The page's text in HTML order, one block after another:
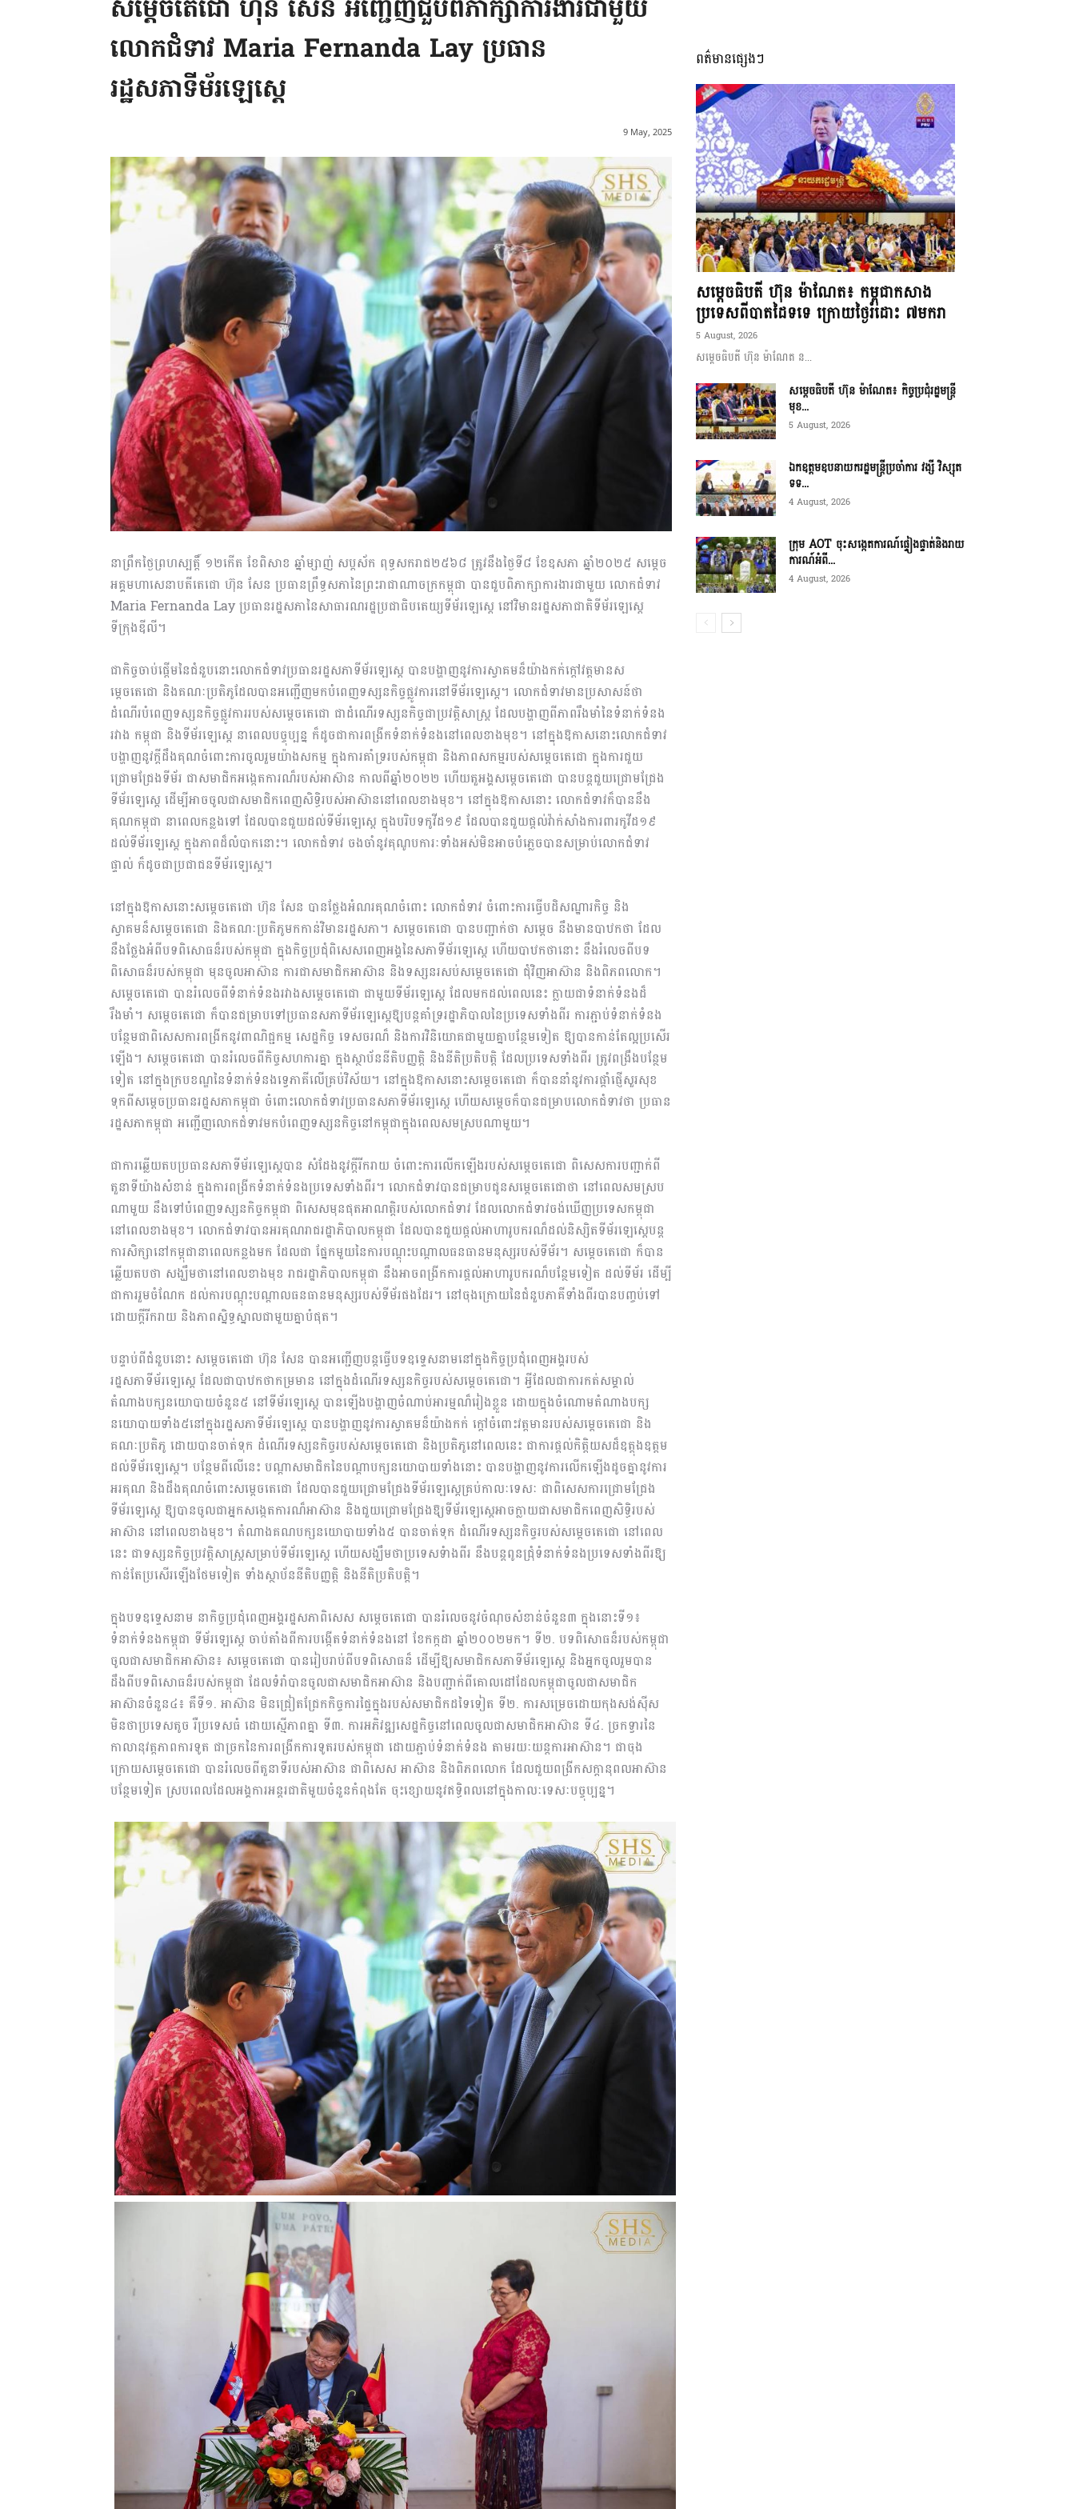
អង្គ
ភាព​
ព័ត៌មាន​
ប្រតិកម្ម
រហ័ស
សម្តេចតេជោ ហ៊ុន សែន អញ្ជើញជួបពិភាក្សាការងារជាមួយ
លោកជំទាវ Maria Fernanda Lay ប្រធាន
រដ្ឋសភាទីម័រឡេស្តេ
9 May, 2025
នាព្រឹកថ្ងៃព្រហស្បត្តិ៍ ១២កើត ខែពិសាខ ឆ្នាំម្សាញ់ សប្តស័ក ពុទ្ធសករាជ២៥៦៨ ត្រូវនឹងថ្ងៃទី៨ ខែឧសភា ឆ្នាំ២០២៥ សម្តេច
អគ្គមហាសេនាបតីតេជោ ហ៊ុន សែន ប្រធានព្រឹទ្ធសភានៃព្រះរាជាណាចក្រកម្ពុជា បានជួបពិភាក្សាការងារជាមួយ លោកជំទាវ
Maria Fernanda Lay ប្រធានរដ្ឋសភានៃសាធារណរដ្ឋប្រជាធិបតេយ្យទីម័រឡេស្តេ នៅវិមានរដ្ឋសភាជាតិទីម័រឡេស្តេ
ទីក្រុងឌីលី។
ជាកិច្ចចាប់ផ្តើមនៃជំនួបនោះលោកជំទាវប្រធានរដ្ឋសភាទីម័រឡេស្តេ បានបង្ហាញនូវការស្វាគមន៏យ៉ាងកក់ក្តៅវត្តមានស
ម្តេចតេជោ និងគណៈប្រតិភូដែលបានអញ្ជើញមកបំពេញទស្សនកិច្ចផ្លូវការនៅទីម័រឡេស្តេ។ លោកជំទាវមានប្រសាសន៍ថា
ដំណើរបំពេញទស្សនកិច្ចផ្លូវការរបស់សម្តេចតេជោ ជាដំណើរទស្សនកិច្ចជាប្រវត្តិសាស្ត្រ ដែលបង្ហាញពីភាពរឹងមាំនៃទំនាក់ទំនង
រវាង កម្ពុជា និងទីម័រឡេស្តេ នាពេលបច្ចុប្បន្ន ក៏ដូចជាការពង្រីកទំនាក់ទំនងនៅពេលខាងមុខ។ នៅក្នុងឱកាសនោះលោកជំទាវ
បង្ហាញនូវក្តីដឹងគុណចំពោះការចូលរួមយ៉ាងសកម្ម ក្នុងការគាំទ្ររបស់កម្ពុជា និងភាពសកម្មរបស់សម្តេចតេជោ ក្នុងការជួយ
ជ្រោមជ្រែងទីម័រ ជាសមាជិកអង្កេតការណ៏របស់អាស៊ាន កាលពីឆ្នាំ២០២២ ហើយតួអង្គសម្តេចតេជោ បានបន្តជួយជ្រោមជ្រែង
ទីម័រឡេស្តេ ដើម្បីអាចចូលជាសមាជិកពេញសិទ្ធិរបស់អាស៊ាននៅពេលខាងមុខ។ នៅក្នុងឱកាសនោះ លោកជំទាវក៏បាននឹង
គុណកម្ពុជា នាពេលកន្លងទៅ ដែលបានជួយដល់ទីម័រឡេស្តេ ក្នុងបរិបទកូវីដ១៩ ដែលបានជួយផ្តល់វ៉ាក់សាំងការពារកូវីដ១៩
ដល់ទីម័រឡេស្តេ ក្នុងភាពដ៏លំបាកនោះ។ លោកជំទាវ ចងចាំនូវគុណូបការៈទាំងអស់មិនអាចបំភ្លេចបានសម្រាប់លោកជំទាវ
ផ្ទាល់ ក៏ដូចជាប្រជាជនទីម័រឡេស្តេ។
នៅក្នុងឱកាសនោះសម្តេចតេជោ ហ៊ុន សែន បានថ្លែងអំណរគុណចំពោះ លោកជំទាវ ចំពោះការធ្វើបដិសណ្ឋារកិច្ច និង
ស្វាគមន៏សម្តេចតេជោ និងគណៈប្រតិភូមកកាន់វិមានរដ្ឋសភា។ សម្តេចតេជោ បានបញ្ជាក់ថា សម្តេច នឹងមានបាឋកថា ដែល
នឹងថ្លែងអំពីបទពិសោធន៏របស់កម្ពុជា ក្នុងកិច្ចប្រជុំពិសេសពេញអង្គនៃសភាទីម័រឡេស្តេ ហើយបាឋកថានោះ នឹងរំលេចពីបទ
ពិសោធន៏របស់កម្ពុជា មុនចូលអាស៊ាន ការជាសមាជិកអាស៊ាន និងទស្សនរសប់សម្តេចតេជោ ជុំវិញអាស៊ាន និងពិភពលោក។
សម្តេចតេជោ បានរំលេចពីទំនាក់ទំនងរវាងសម្តេចតេជោ ជាមួយទីម័រឡេស្តេ ដែលមកដល់ពេលនេះ ក្លាយជាទំនាក់ទំនងដ៏
រឹងមាំ។ សម្តេចតេជោ ក៏បានជម្រាបទៅប្រធានសភាទីម័រឡេស្តេឱ្យបន្តគាំទ្ររដ្ឋាភិបាលនៃប្រទេសទាំងពីរ ការភ្ជាប់ទំនាក់ទំនង
បន្ថែមជាពិសេសការពង្រីកនូវពាណិជ្ជកម្ម សេដ្ឋកិច្ច ទេសចរណ៏ និងការវិនិយោគជាមួយគ្នាបន្ថែមទៀត ឱ្យបានកាន់តែល្អប្រសើរ
ឡើង។ សម្តេចតេជោ បានរំលេចពីកិច្ចសហការគ្នា ក្នុងស្ថាប័ននីតិបញ្ញត្តិ និងនីតិប្រតិបត្តិ ដែលប្រទេសទាំងពីរ ត្រូវពង្រឹងបន្ថែម
ទៀត នៅក្នុងក្របខណ្ឌនៃទំនាក់ទំនងទ្វេភាគីលើគ្រប់វិស័យ។ នៅក្នុងឱកាសនោះសម្តេចតេជោ ក៏បាននាំនូវការផ្តាំផ្ញើសួរសុខ
ទុកពីសម្តេចប្រធានរដ្ឋសភាកម្ពុជា ចំពោះលោកជំទាវប្រធានសភាទីម័រឡេស្តេ ហើយសម្តេចក៏បានជម្រាបលោកជំទាវថា ប្រធាន
រដ្ឋសភាកម្ពុជា អញ្ជើញលោកជំទាវមកបំពេញទស្សនកិច្ចនៅកម្ពុជាក្នុងពេលសមស្របណាមួយ។
ជាការឆ្លើយតបប្រធានសភាទីម័រឡេស្តេបាន សំដែងនូវក្តីរីករាយ ចំពោះការលើកឡើងរបស់សម្តេចតេជោ ពិសេសការបញ្ជាក់ពី
តួនាទីយ៉ាងសំខាន់ ក្នុងការពង្រីកទំនាក់ទំនងប្រទេសទាំងពីរ។ លោកជំទាវបានជម្រាបជូនសម្តេចតេជោថា នៅពេលសមស្រប
ណាមួយ នឹងទៅបំពេញទស្សនកិច្ចកម្ពុជា ពិសេសមុនផុតអាណត្តិរបស់លោកជំទាវ ដែលលោកជំទាវចង់ឃើញប្រទេសកម្ពុជា
នៅពេលខាងមុខ។ លោកជំទាវបានអរគុណរាជរដ្ឋាភិបាលកម្ពុជា ដែលបានជួយផ្តល់អាហារូបករណ៏ដល់និស្សិតទីម័រឡេស្តេបន្ត
ការសិក្សានៅកម្ពុជានាពេលកន្លងមក ដែលជា ផ្នែកមួយនៃការបណ្តុះបណ្តាលធនធានមនុស្សរបស់ទីម័រ។ សម្តេចតេជោ ក៏បាន
ឆ្លើយតបថា សង្ឃឹមថានៅពេលខាងមុខ រាជរដ្ឋាភិបាលកម្ពុជា នឹងអាចពង្រីកការផ្តល់អាហារូបករណ៏បន្ថែមទៀត ដល់ទីម័រ ដើម្បី
ជាការរួមចំណែក ដល់ការបណ្តុះបណ្តាលធនធានមនុស្សរបស់ទីម័រផងដែរ។ នៅចុងក្រោយនៃជំនួបភាគីទាំងពីរបានបញ្ចប់ទៅ
ដោយក្តីរីករាយ និងភាពស្និទ្ធស្នាលជាមួយគ្នាបំផុត។
បន្ទាប់ពីជំនួបនោះ សម្តេចតេជោ ហ៊ុន សែន បានអញ្ជើញបន្តធ្វើបទឧទ្ទេសនាមនៅក្នុងកិច្ចប្រជុំពេញអង្គរបស់
រដ្ឋសភាទីម័រឡេស្តេ ដែលជាបាឋកថាកម្រមាន នៅក្នុងដំណើរទស្សនកិច្ចរបស់សម្តេចតេជោ។ អ្វីដែលជាការកត់សម្គាល់
តំណាងបក្សនយោបាយចំនួន៥ នៅទីម័រឡេស្តេ បានឡើងបង្ហាញចំណាប់អារម្មណ៏រៀងខ្លួន ដោយក្នុងចំណោមតំណាងបក្ស
នយោបាយទាំង៥នៅក្នុងរដ្ឋសភាទីម័រឡេស្តេ បានបង្ហាញនូវការស្វាគមន៏យ៉ាងកក់ ក្តៅចំពោះវត្តមានរបស់សម្តេចតេជោ និង
គណៈប្រតិភូ ដោយបានចាត់ទុក ដំណើរទស្សនកិច្ចរបស់សម្តេចតេជោ និងប្រតិភូនៅពេលនេះ ជាការផ្តល់កិត្តិយសដ៏ឧត្តុងឧត្តម
ដល់ទីម័រឡេស្តេ។ បន្ថែមពីលើនេះ បណ្តាសមាជិកនៃបណ្តាបក្សនយោបាយទាំងនោះ បានបង្ហាញនូវការលើកឡើងដូចគ្នានូវការ
អរគុណ និងដឹងគុណចំពោះសម្តេចតេជោ ដែលបានជួយជ្រោមជ្រែងទីម័រឡេស្តេគ្រប់កាលៈទេសៈ ជាពិសេសការជ្រោមជ្រែង
ទីម័រឡេស្តេ ឱ្យបានចូលជាអ្នកសង្កេតការណ៏អាស៊ាន និងជួយជ្រោមជ្រែងឱ្យទីម័រឡេស្តេអាចក្លាយជាសមាជិកពេញសិទ្ធិរបស់
អាស៊ាន នៅពេលខាងមុខ។ តំណាងគណបក្សនយោបាយទាំង៥ បានចាត់ទុក ដំណើរទស្សនកិច្ចរបស់សម្តេចតេជោ នៅពេល
នេះ ជាទស្សនកិច្ចប្រវត្តិសាស្ត្រសម្រាប់ទីម័រឡេស្តេ ហើយសង្ឃឹមថាប្រទេសទំាងពីរ នឹងបន្តពូនជ្រុំទំនាក់ទំនងប្រទេសទាំងពីរឱ្យ
កាន់តែប្រសើរឡើងថែមទៀត ទាំងស្ថាប័ននីតិបញ្ញត្តិ និងនីតិប្រតិបត្តិ។
ក្នុងបទឧទ្ទេសនាម នាកិច្ចប្រជុំពេញអង្គរដ្ឋសភាពិសេស សម្តេចតេជោ បានរំលេចនូវចំណុចសំខាន់ចំនួន៣ ក្នុងនោះទី១៖
ទំនាក់ទំនងកម្ពុជា ទីម័រឡេស្តេ ចាប់តាំងពីការបង្កើតទំនាក់ទំនងនៅ ខែកក្កដា ឆ្នាំ២០០២មក។ ទី២. បទពិសោធន៏របស់កម្ពុជា
ចូលជាសមាជិកអាស៊ាន៖ សម្តេចតេជោ បានរៀបរាប់ពីបទពិសោធន៏ ដើម្បីឱ្យសមាជិកសភាទីម័រឡេស្តេ និងអ្នកចូលរួមបាន
ដឹងពីបទពិសោធន៏របស់កម្ពុជា ដែលទំរាំបានចូលជាសមាជិកអាស៊ាន និងបញ្ជាក់ពីគោលដៅដែលកម្ពុជាចូលជាសមាជិក
អាស៊ានចំនួន៤៖ គឺទី១. អាស៊ាន មិនជ្រៀតជ្រែកកិច្ចការផ្ទៃក្នុងរបស់សមាជិកដទៃទៀត ទី២. ការសម្រេចដោយកុងសង់ស៊ីស
មិនថាប្រទេសតូច រឺប្រទេសធំ ដោយស្មើភាពគ្នា ទី៣. ការអភិវឌ្ឍសេដ្ឋកិច្ចនៅពេលចូលជាសមាជិកអាស៊ាន ទី៤. ច្រកទ្វារនៃ
កាលានុវត្តភាពការទូត ជាច្រកនៃការពង្រីកការទូតរបស់កម្ពុជា ដោយភ្ជាប់ទំនាក់ទំនង តាមរយៈយន្តការអាស៊ាន។ ជាចុង
ក្រោយសម្តេចតេជោ បានរំលេចពីតួនាទីរបស់អាស៊ាន ជាពិសេស អាស៊ាន និងពិភពលោក ដែលជួយពង្រីកសក្តានុពលអាស៊ាន
បន្ថែមទៀត ស្របពេលដែលអង្គការអន្តរជាតិមួយចំនួនកំពុងតែ ចុះខ្សោយនូវឥទ្ធិពលនៅក្នុងកាលៈទេសៈបច្ចុប្បន្ន។
ពត៌មានផ្សេងៗ
សម្ដេចធិបតី ហ៊ុន ម៉ាណែត៖ កម្ពុជាកសាង
ប្រទេសពីបាតដៃទទេ ក្រោយថ្ងៃរំដោះ ៧មករា
5 August, 2026
សម្ដេចធិបតី ហ៊ុន ម៉ាណែត ន...
សម្ដេចធិបតី ហ៊ុន ម៉ាណែត៖ កិច្ចប្រជុំរដ្ឋមន្ត្រី
មុខ...
5 August, 2026
ឯកឧត្តមឧបនាយករដ្ឋមន្ត្រីប្រចាំការ វង្សី វិស្សុត
ទទ...
4 August, 2026
ក្រុម AOT ចុះសង្កេតការណ៍ផ្ទៀងផ្ទាត់និងរាយ
ការណ៍អំពី...
4 August, 2026